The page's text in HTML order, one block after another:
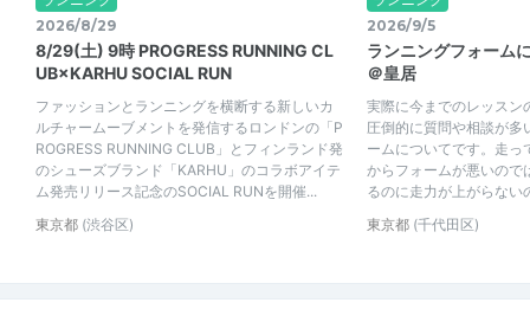
2026/8/29
8/29(土) 9時 PROGRESS RUNNING CL
UB×KARHU SOCIAL RUN
ファッションとランニングを横断する新しいカ
ルチャームーブメントを発信するロンドンの「P
ROGRESS RUNNING CLUB」とフィンランド発
のシューズブランド「KARHU」のコラボアイテ
ム発売リリース記念のSOCIAL RUNを開催...
東京都 (渋谷区)
2026/9/5
ランニングフォーム
＠皇居
実際に今までのレッスン
圧倒的に質問や相談が多
ームについてです。走っ
からフォームが悪いので
るのに走力が上がらない
東京都 (千代田区)